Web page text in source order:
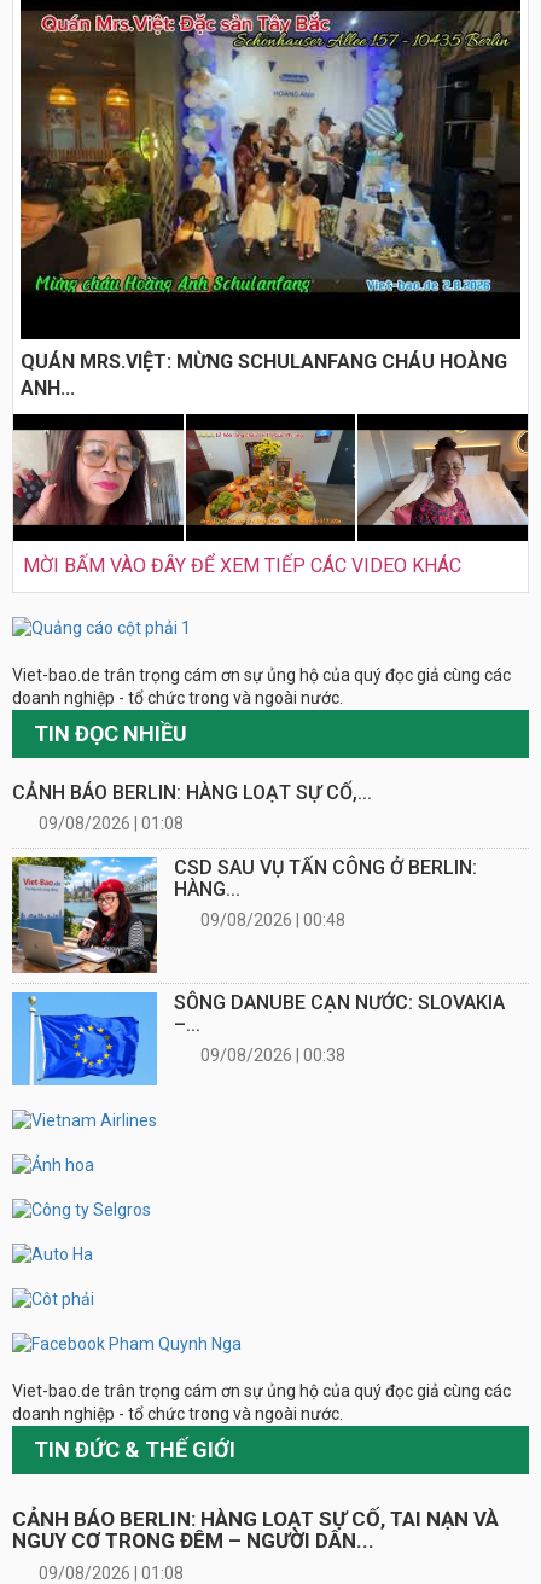
QUÁN MRS.VIỆT: MỪNG SCHULANFANG CHÁU HOÀNG
ANH...
MỜI BẤM VÀO ĐÂY ĐỂ XEM TIẾP CÁC VIDEO KHÁC
Viet-bao.de trân trọng cám ơn sự ủng hộ của quý đọc giả cùng các
doanh nghiệp - tổ chức trong và ngoài nước.
TIN ĐỌC NHIỀU
CẢNH BÁO BERLIN: HÀNG LOẠT SỰ CỐ,...
09/08/2026 | 01:08
CSD SAU VỤ TẤN CÔNG Ở BERLIN:
HÀNG...
09/08/2026 | 00:48
SÔNG DANUBE CẠN NƯỚC: SLOVAKIA
–...
09/08/2026 | 00:38
Viet-bao.de trân trọng cám ơn sự ủng hộ của quý đọc giả cùng các
doanh nghiệp - tổ chức trong và ngoài nước.
TIN ĐỨC & THẾ GIỚI
CẢNH BÁO BERLIN: HÀNG LOẠT SỰ CỐ, TAI NẠN VÀ
NGUY CƠ TRONG ĐÊM – NGƯỜI DÂN...
09/08/2026 | 01:08